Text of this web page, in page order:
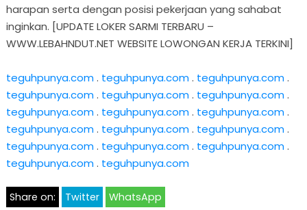
harapan serta dengan posisi pekerjaan yang sahabat
inginkan. [UPDATE LOKER SARMI TERBARU –
WWW.LEBAHNDUT.NET WEBSITE LOWONGAN KERJA TERKINI]
teguhpunya.com. teguhpunya.com. teguhpunya.com.
teguhpunya.com. teguhpunya.com. teguhpunya.com.
teguhpunya.com. teguhpunya.com. teguhpunya.com.
teguhpunya.com. teguhpunya.com. teguhpunya.com.
teguhpunya.com. teguhpunya.com. teguhpunya.com.
teguhpunya.com. teguhpunya.com
Share on: Twitter WhatsApp